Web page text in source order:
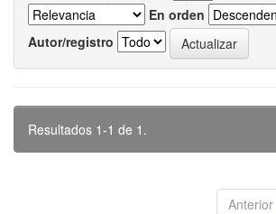
En orden
Autor/registro
Resultados 1-1 de 1.
Anterior